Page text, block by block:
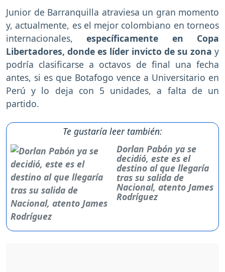
Junior de Barranquilla atraviesa un gran momento
y, actualmente, es el mejor colombiano en torneos
internacionales,específicamente en Copa
Libertadores, donde es líder invicto de su zona y
podría clasificarse a octavos de final una fecha
antes, si es que Botafogo vence a Universitario en
Perú y lo deja con 5 unidades, a falta de un
partido.
Te gustaría leer también:
Dorlan Pabón ya se
decidió, este es el
destino al que llegaría
tras su salida de
Nacional, atento James
Rodríguez